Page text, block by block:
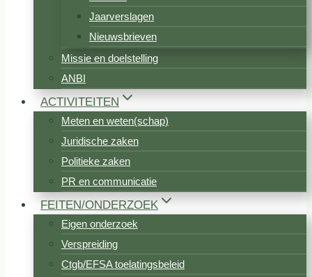
Jaarverslagen
Nieuwsbrieven
Missie en doelstelling
ANBI
ACTIVITEITEN
Meten en weten(schap)
Juridische zaken
Politieke zaken
PR en communicatie
FEITEN/ONDERZOEK
Eigen onderzoek
Verspreiding
Ctgb/EFSA toelatingsbeleid